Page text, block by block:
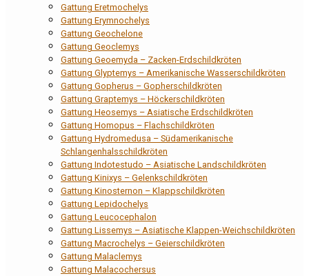
Gattung Eretmochelys
Gattung Erymnochelys
Gattung Geochelone
Gattung Geoclemys
Gattung Geoemyda – Zacken-Erdschildkröten
Gattung Glyptemys – Amerikanische Wasserschildkröten
Gattung Gopherus – Gopherschildkröten
Gattung Graptemys – Höckerschildkröten
Gattung Heosemys – Asiatische Erdschildkröten
Gattung Homopus – Flachschildkröten
Gattung Hydromedusa – Südamerikanische
Schlangenhalsschildkröten
Gattung Indotestudo – Asiatische Landschildkröten
Gattung Kinixys – Gelenkschildkröten
Gattung Kinosternon – Klappschildkröten
Gattung Lepidochelys
Gattung Leucocephalon
Gattung Lissemys – Asiatische Klappen-Weichschildkröten
Gattung Macrochelys – Geierschildkröten
Gattung Malaclemys
Gattung Malacochersus